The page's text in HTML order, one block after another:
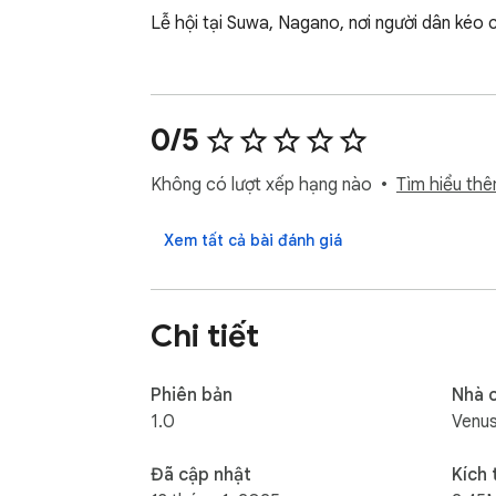
Lễ hội tại Suwa, Nagano, nơi người dân
0/5
Không có lượt xếp hạng nào Tìm hiểu
Xem tất cả bài đánh giá
Chi tiết
Phiên bản
1.0
Đã cập nhật
Nhà
Kích